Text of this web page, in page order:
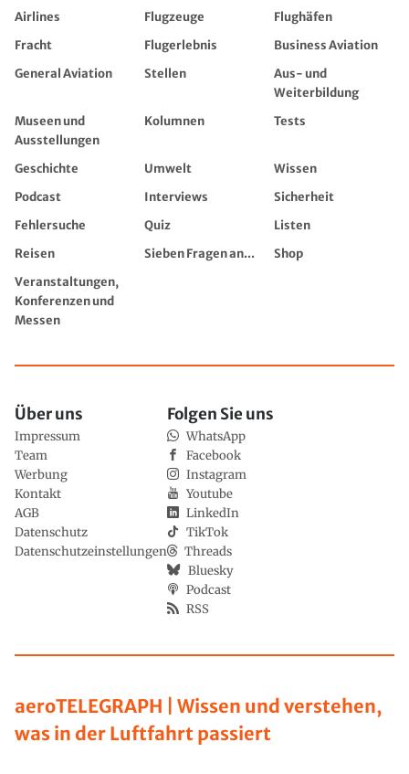
Airlines Flugzeuge
Flughäfen
Fracht
Flugerlebnis
Business Aviation
General Aviation
Stellen
Aus- und
Weiterbildung
Museen und
Ausstellungen
Kolumnen Tests
Geschichte Umwelt
Wissen
Podcast
Interviews
Sicherheit
Fehlersuche
Quiz
Listen
Reisen
Sieben Fragen an...
Shop
Veranstaltungen,
Konferenzen und
Messen
aeroTELEGRAPH | Wissen und verstehen,
was in der Luftfahrt passiert
Über uns
Impressum
Team
Werbung
Kontakt
AGB
Datenschutz
Datenschutzeinstellungen
Folgen Sie uns
WhatsApp
Facebook
Instagram
Youtube
LinkedIn
TikTok
Threads
Bluesky
Podcast
RSS